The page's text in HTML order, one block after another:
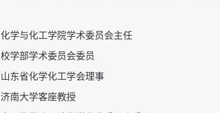
化学与化工学院学术委员会主任
校学部学术委员会委员
山东省化学化工学会理事
济南大学客座教授